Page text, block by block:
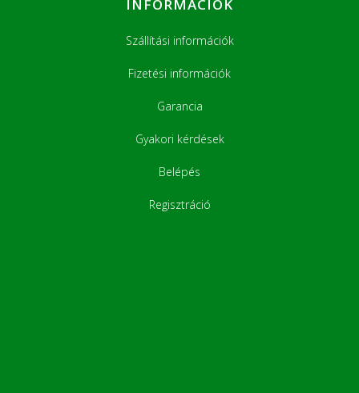
INFORMÁCIÓK
Szállítási információk
Fizetési információk
Garancia
Gyakori kérdések
Belépés
Regisztráció